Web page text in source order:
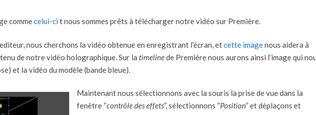
commecelui-ci t nous sommes prêts à télécharger notre vidéo sur Première.
nous cherchons la vidéo obtenue en enregistrant l’écran, etcette imagenous aidera à
de notre vidéo holographique. Sur la timelinede Première nous aurons ainsi l’image qui
et la vidéo du modèle (bande bleue).
Maintenant nous sélectionnons avec la souris la prise de vue dans la
fenêtre “contrôle des effets”, sélectionnons “Position” et déplaçons et